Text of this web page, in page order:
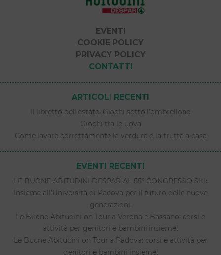
EVENTI
COOKIE POLICY
PRIVACY POLICY
CONTATTI
ARTICOLI RECENTI
Il libretto dell’estate: Giochi sotto l’ombrellone
Giochi tra le uova
Come lavare correttamente la verdura e la frutta a casa
EVENTI RECENTI
LE BUONE ABITUDINI DESPAR AL 55° CONGRESSO SItI:
Insieme all’Università di Padova per il futuro delle nuove
generazioni.
Le Buone Abitudini on Tour a Verona e Bassano: corsi e
attività per genitori e bambini insieme!
Le Buone Abitudini on Tour a Padova: corsi e attività per
genitori e bambini insieme!